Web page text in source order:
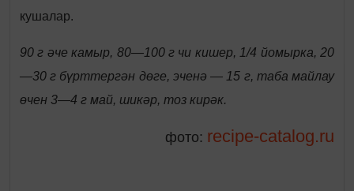
кушалар.
90 г әче камыр, 80—100 г чи кишер, 1/4 йомырка, 20
—30 г бүрттергән дөге, эченә — 15 г, таба майлау
өчен 3—4 г май, шикәр, тоз кирәк.
фото: recipe-catalog.ru